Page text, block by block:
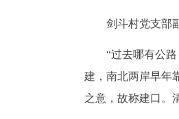
剑斗村党支部
“过去哪有公
建，南北两岸早年
之意，故称建口。